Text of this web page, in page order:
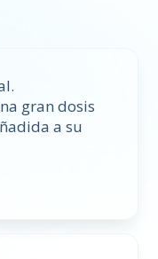
gran dosis
a su